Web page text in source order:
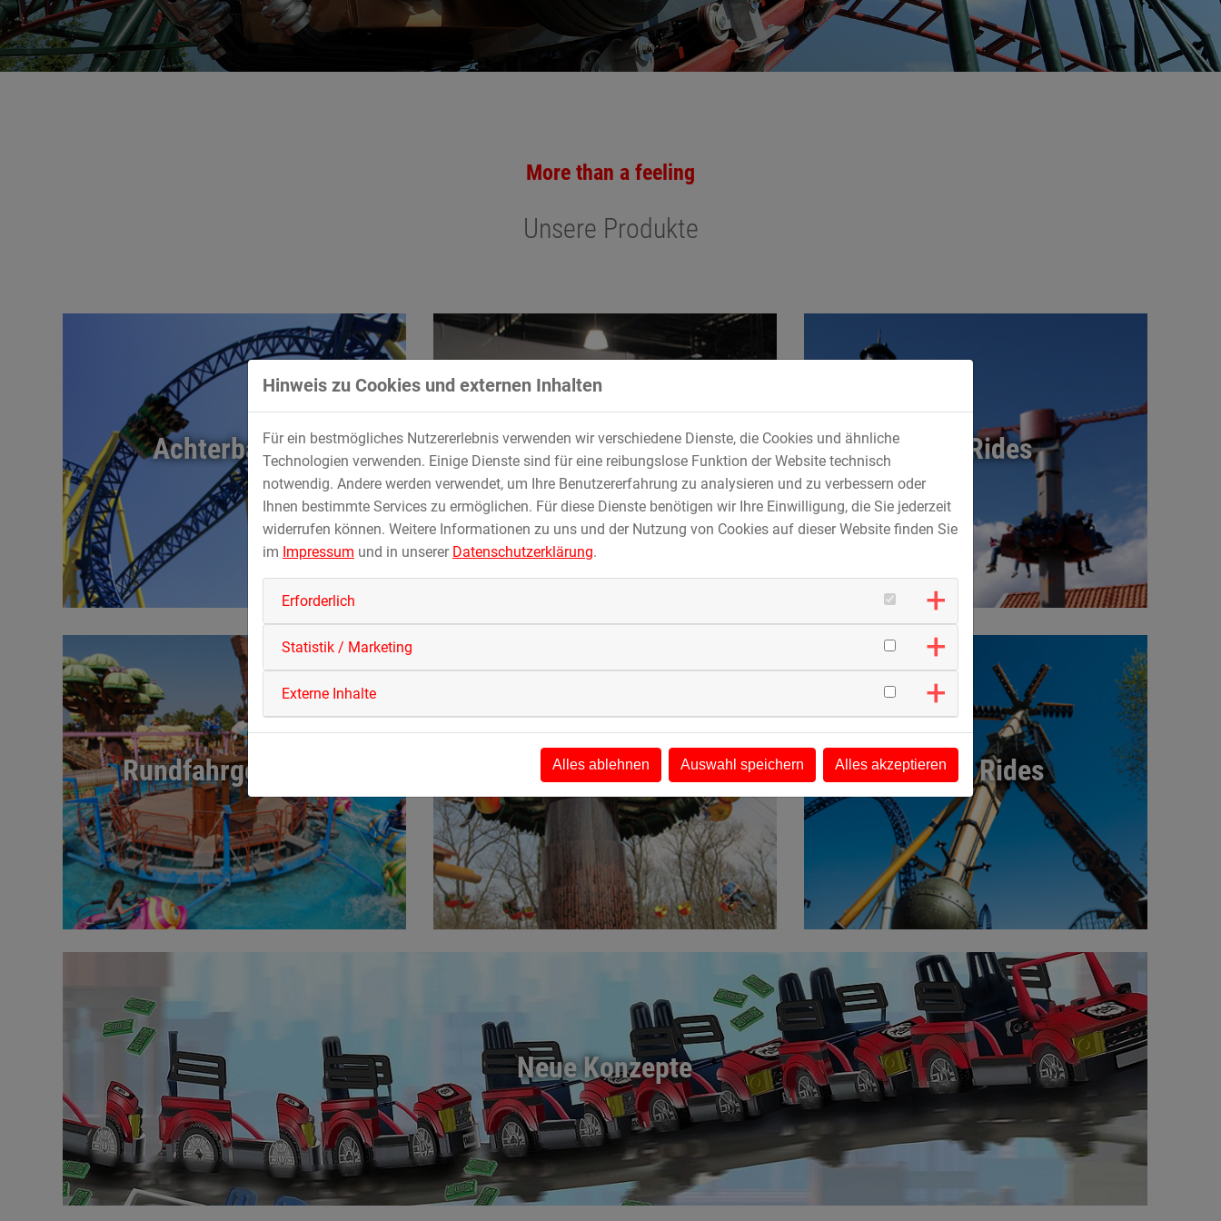
More than a feeling
Unsere Produkte
Achterbahnen Advanced Dark Rides Fun Rides
Rundfahrgeschäfte Wellenflieger Major Rides
Neue Konzepte
Hinweis zu Cookies und externen Inhalten
Für ein bestmögliches Nutzererlebnis verwenden wir verschiedene Dienste, die Cookies und ähnliche
Technologien verwenden. Einige Dienste sind für eine reibungslose Funktion der Website technisch
notwendig. Andere werden verwendet, um Ihre Benutzererfahrung zu analysieren und zu verbessern oder
Ihnen bestimmte Services zu ermöglichen. Für diese Dienste benötigen wir Ihre Einwilligung, die Sie jederzeit
widerrufen können. Weitere Informationen zu uns und der Nutzung von Cookies auf dieser Website finden Sie
im Impressum und in unserer Datenschutzerklärung.
Erforderlich
Statistik / Marketing
Externe Inhalte
Alles ablehnen Auswahl speichern Alles akzeptieren